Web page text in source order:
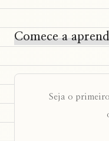
Comece a
Seja o